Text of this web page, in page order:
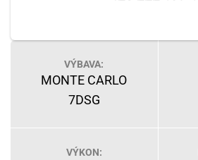
VÝBAVA:
MONTE CARLO
7DSG
VÝKON: